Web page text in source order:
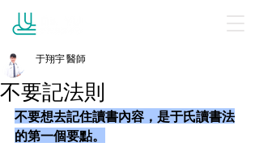
不要記法則
于翔宇 醫師
不要想去記住讀書內容，是于氏讀書法
的第一個要點。